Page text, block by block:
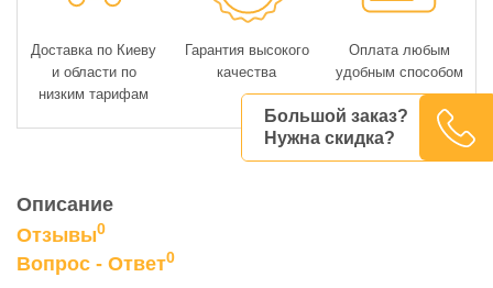
Большой заказ?
Нужна скидка?
Доставка по Киеву
и области по
низким тарифам
Гарантия высокого
качества
Оплата любым
удобным способом
Описание
Отзывы0
Вопрос - Ответ0